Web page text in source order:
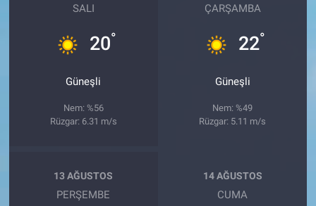
SALI
20°
Güneşli
Nem: %56
Rüzgar: 6.31 m/s
ÇARŞAMBA
22°
Güneşli
Nem: %49
Rüzgar: 5.11 m/s
13 AĞUSTOS
PERŞEMBE
14 AĞUSTOS
CUMA